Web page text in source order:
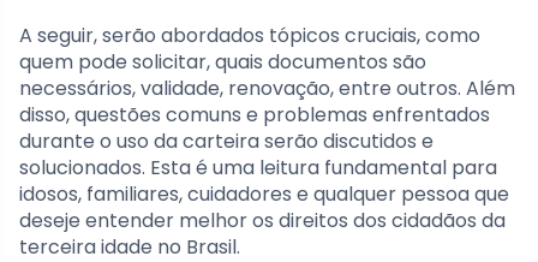
A seguir, serão abordados tópicos cruciais, como
quem pode solicitar, quais documentos são
necessários, validade, renovação, entre outros. Além
disso, questões comuns e problemas enfrentados
durante o uso da carteira serão discutidos e
solucionados. Esta é uma leitura fundamental para
idosos, familiares, cuidadores e qualquer pessoa que
deseje entender melhor os direitos dos cidadãos da
terceira idade no Brasil.